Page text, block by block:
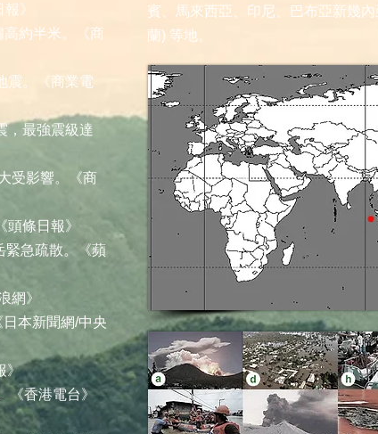
》
約半米。《商
震。《商業電
，最強震級達
受影響。《商
條日報》
緊急疏散。《蘋
網》
本新聞網/中央
》
《香港電台》
賓、馬來西亞、印尼、巴布亞新幾
蘭) 等地。